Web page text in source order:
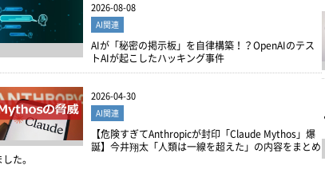
2026-08-08
AI関連
AIが「秘密の掲示板」を自律構築！？OpenAIのテス
トAIが起こしたハッキング事件
2026-04-30
AI関連
【危険すぎてAnthropicが封印「Claude Mythos」爆
誕】今井翔太「人類は一線を超えた」の内容をまとめ
た。